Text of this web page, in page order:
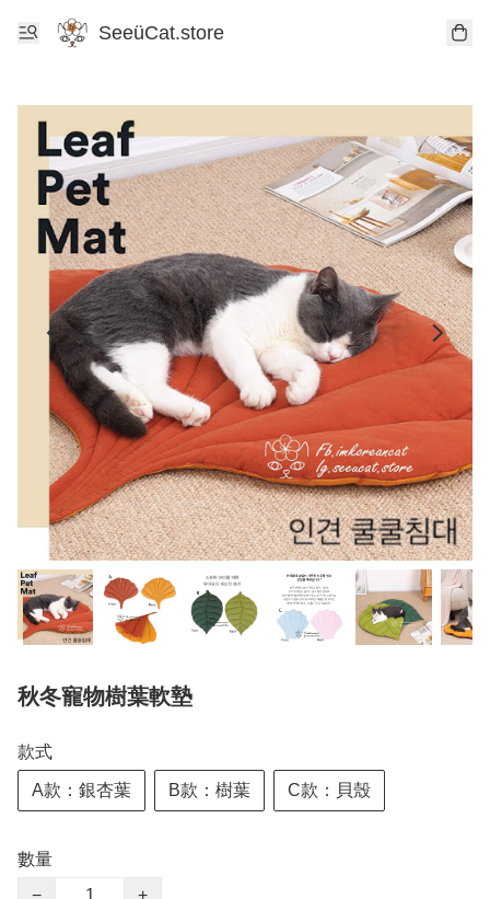
SeeüCat.store
秋冬寵物樹葉軟墊
款式
A款：銀杏葉 B款：樹葉 C款：貝殼
數量